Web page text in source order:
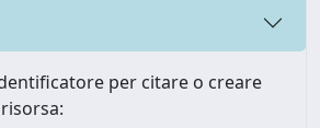
per citare o creare